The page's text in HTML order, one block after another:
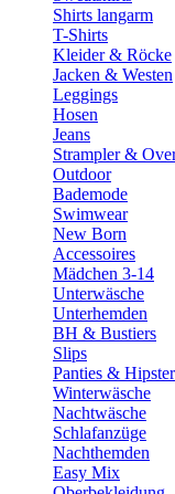
Shirts langarm
T-Shirts
Kleider & Röcke
Jacken & Westen
Leggings
Hosen
Jeans
Strampler &
Outdoor
Bademode
Swimwear
New Born
Accessoires
Mädchen 3-14
Unterwäsche
Unterhemden
BH & Bustiers
Slips
Panties & Hipster
Winterwäsche
Nachtwäsche
Schlafanzüge
Nachthemden
Easy Mix